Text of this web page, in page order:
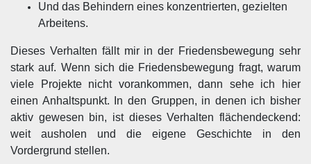
Und das Behindern eines konzentrierten, gezielten
Arbeitens.
Dieses Verhalten fällt mir in der Friedensbewegung sehr
stark auf. Wenn sich die Friedensbewegung fragt, warum
viele Projekte nicht vorankommen, dann sehe ich hier
einen Anhaltspunkt. In den Gruppen, in denen ich bisher
aktiv gewesen bin, ist dieses Verhalten flächendeckend:
weit ausholen und die eigene Geschichte in den
Vordergrund stellen.